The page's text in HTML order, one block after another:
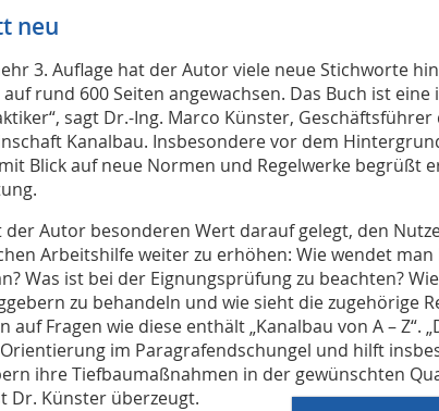
neu
3. Auflage hat der Autor viele neue Stichworte
rund 600 Seiten angewachsen. Das Buch ist
sagt Dr.-Ing. Marco Künster, Geschäftsführer
Kanalbau. Insbesondere vor dem
Blick auf neue Normen und Regelwerke begrüßt
der Autor besonderen Wert darauf gelegt, den
Arbeitshilfe weiter zu erhöhen: Wie wendet man
Was ist bei der Eignungsprüfung zu beachten?
zu behandeln und wie sieht die zugehörige
auf Fragen wie diese enthält „Kanalbau von A – Z“.
im Paragrafendschungel und hilft
ihre Tiefbaumaßnahmen in der gewünschten
Dr. Künster überzeugt.